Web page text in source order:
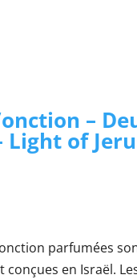
–
Light of
parfumées
conçues en Israël.